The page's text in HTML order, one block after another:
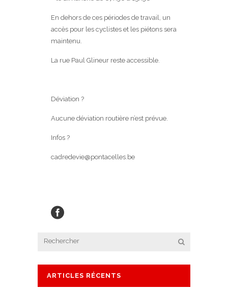
En dehors de ces périodes de travail, un
accès pour les cyclistes et les piétons sera
maintenu.
La rue Paul Glineur reste accessible.
Déviation ?
Aucune déviation routière n’est prévue.
Infos ?
cadredevie@pontacelles.be
ARTICLES RÉCENTS